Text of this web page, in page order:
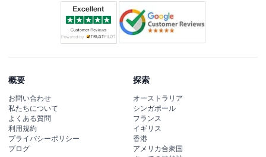
概要
お問い合わせ
私たちについて
よくある質問
利用規約
プライバシーポリシー
ブログ
探索
オーストラリア
シンガポール
フランス
イギリス
香港
アメリカ合衆国